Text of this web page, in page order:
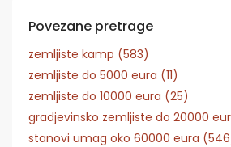
Povezane pretrage
zemljiste kamp (583)
zemljiste do 5000 eura (11)
zemljiste do 10000 eura (25)
gradjevinsko zemljiste do 20000
stanovi umag oko 60000 eura